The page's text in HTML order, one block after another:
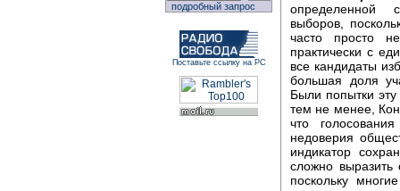
подробный запрос
Поставьте ссылку на РС
определенной
выборов,
часто просто
практически с
все кандидаты
большая доля
Были попытки
тем не менее,
что
недоверия
индикатор
сложно выразить
поскольку